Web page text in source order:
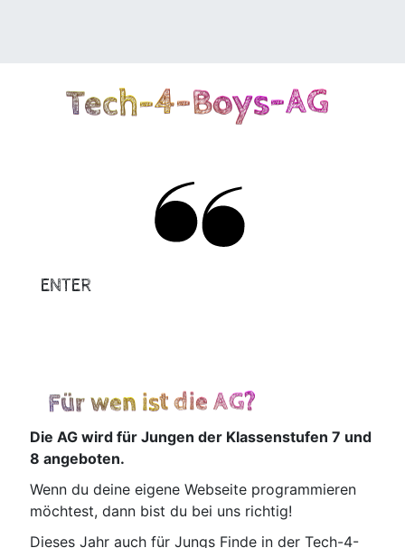
Tech-4-Boys-AG
ENTER
Für wen ist die AG?
Die AG wird für Jun­gen der Klas­sen­stu­fen 7 und
8 angeboten.
Wenn du dei­ne eige­ne Web­sei­te pro­gram­mie­ren
möch­test, dann bist du bei uns richtig!
Die­ses Jahr auch für Jungs Fin­de in der Tech-4-